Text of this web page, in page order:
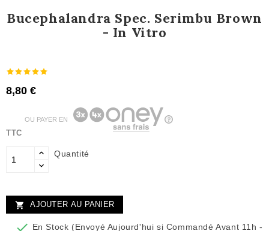
Bucephalandra Spec. Serimbu Brown
- In Vitro
8,80 €
TTC
OU PAYER EN
Quantité
 AJOUTER AU PANIER
 En Stock (Envoyé Aujourd'hui si Commandé Avant 11h -